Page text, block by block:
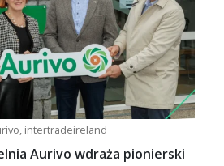
intertradeireland
Aurivo wdraża pionierski